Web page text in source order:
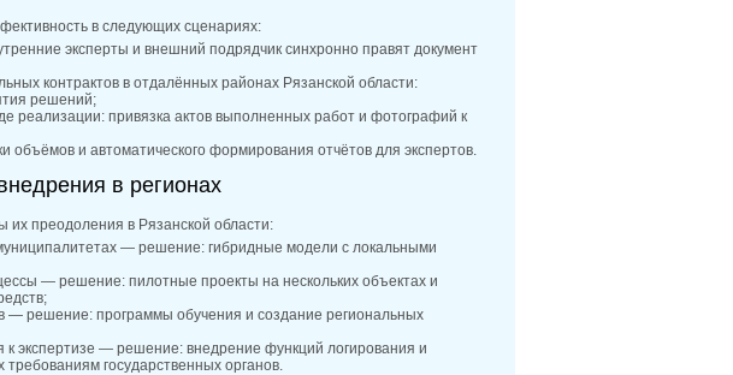
в следующих сценариях:
эксперты и внешний подрядчик синхронно правят документ
контрактов в отдалённых районах Рязанской области:
решений;
реализации: привязка актов выполненных работ и фотографий к
объёмов и автоматического формирования отчётов для экспертов.
в регионах
их преодоления в Рязанской области:
— решение: гибридные модели с локальными
— решение: пилотные проекты на нескольких объектах и
— решение: программы обучения и создание региональных
экспертизе — решение: внедрение функций логирования и
требованиям государственных органов.